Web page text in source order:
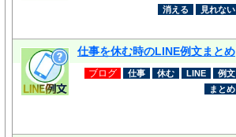
消える
見れない
仕事を休む時のLINE例文まとめ
ブログ 仕事 休む LINE
例文
まとめ